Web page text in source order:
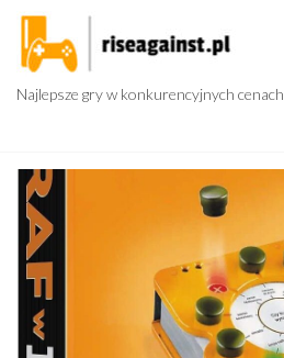
Przejdź
treści
Najlepsze gry w konkurencyjnych cenach